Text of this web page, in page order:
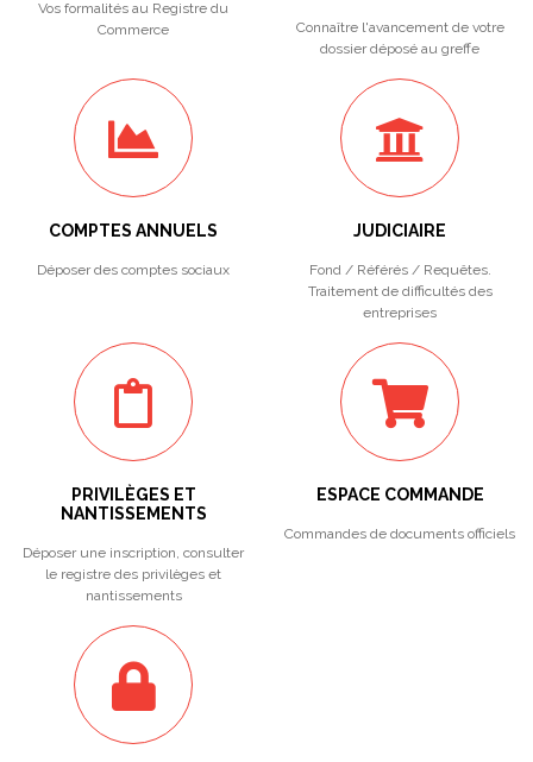
Vos formalités au Registre du
Commerce
Connaître l'avancement de votre
dossier déposé au greffe
COMPTES ANNUELS
Déposer des comptes sociaux
JUDICIAIRE
Fond / Référés / Requêtes.
Traitement de difficultés des
entreprises
PRIVILÈGES ET
NANTISSEMENTS
Déposer une inscription, consulter
le registre des privilèges et
nantissements
ESPACE COMMANDE
Commandes de documents officiels